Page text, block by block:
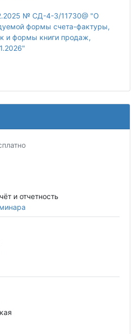
№ СД-4-3/11730@ "О
формы счета-фактуры,
и формы книги продаж,
и отчетность